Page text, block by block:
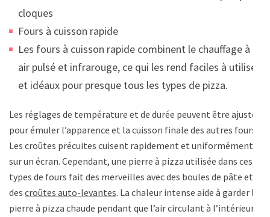
cloques
Fours à cuisson rapide
Les fours à cuisson rapide combinent le chauffage à
air pulsé et infrarouge, ce qui les rend faciles à utiliser
et idéaux pour presque tous les types de pizza.
Les réglages de température et de durée peuvent être ajustés
pour émuler l’apparence et la cuisson finale des autres fours.
Les croûtes précuites cuisent rapidement et uniformément
sur un écran. Cependant, une pierre à pizza utilisée dans ces
types de fours fait des merveilles avec des boules de pâte et
des croûtes auto-levantes. La chaleur intense aide à garder la
pierre à pizza chaude pendant que l’air circulant à l’intérieur